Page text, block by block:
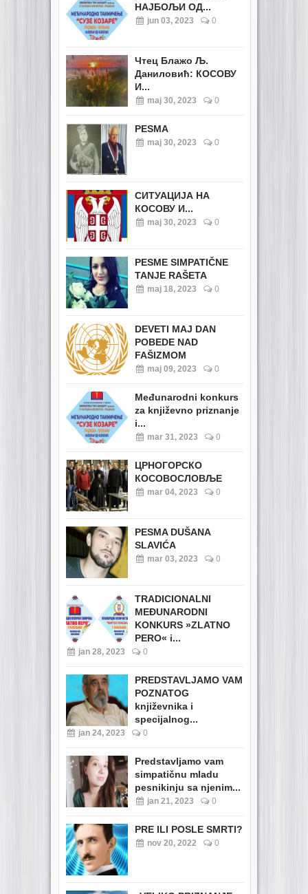
НАЈБОЉИ ОД...
jun 03, 2023 0
Чтец Блажо Љ.
Даниловић: КОСОВУ
И...
maj 30, 2023 0
PESMA
maj 30, 2023 0
СИТУАЦИЈА НА
КОСОВУ И...
maj 30, 2023 0
PESME SIMPATIČNE
TANJE RAŠETA
maj 18, 2023 0
DEVETI MAJ DAN
POBEDE NAD
FAŠIZMOM
maj 09, 2023 0
Međunarodni konkurs
za književno priznanje
i...
mar 31, 2023 0
ЦРНОГОРСКО
КОСОВОСЛОВЉЕ
mar 04, 2023 0
PESMA DUŠANA
SLAVIĆA
mar 03, 2023 0
TRADICIONALNI
MEĐUNARODNI
KONKURS »ZLATNO
PERO« i...
jan 28, 2023 0
PREDSTAVLJAMO VAM
POZNATOG
književnika i
specijalnog...
jan 24, 2023 0
Predstavljamo vam
simpatičnu mladu
pesnikinju sa njenim...
jan 21, 2023 0
PRE ILI POSLE SMRTI?
nov 20, 2022 0